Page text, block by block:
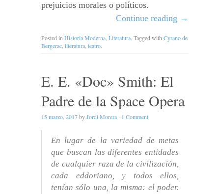
prejuicios morales o políticos.
Continue reading →
Posted in Historia Moderna Literatura. Tagged with Cyrano de
Bergerac literatura teatro.
E. E. «Doc» Smith: El
Padre de la Space Opera
15 marzo, 2017byJordi Morera · 1 Comment
En lugar de la variedad de metas
que buscan las diferentes entidades
de cualquier raza de la civilización,
cada eddoriano, y todos ellos,
tenían sólo una, la misma: el poder.